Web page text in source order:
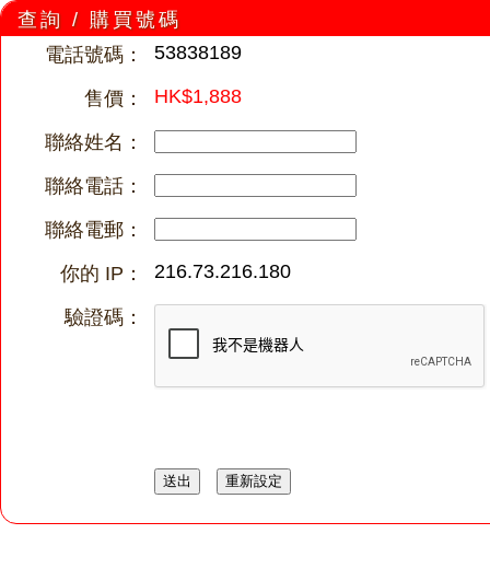
查詢 / 購買號碼
電話號碼：
53838189
售價： HK$1,888
聯絡姓名：
聯絡電話：
聯絡電郵：
你的 IP：
216.73.216.180
驗證碼：